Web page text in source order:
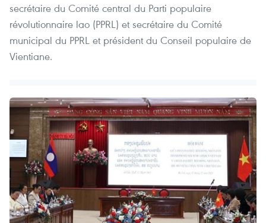
secrétaire du Comité central du Parti populaire
révolutionnaire lao (PPRL) et secrétaire du Comité
municipal du PPRL et président du Conseil populaire de
Vientiane.